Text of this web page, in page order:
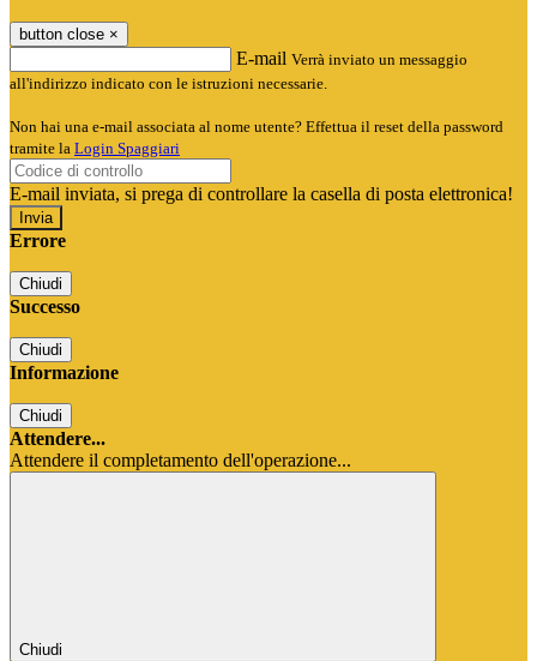
button close ×
E-mail Verrà inviato un messaggio
all'indirizzo indicato con le istruzioni necessarie.
Non hai una e-mail associata al nome utente? Effettua il reset della password
tramite la Login Spaggiari
E-mail inviata, si prega di controllare la casella di posta elettronica!
Errore
Chiudi
Successo
Chiudi
Informazione
Chiudi
Attendere...
Attendere il completamento dell'operazione...
Chiudi